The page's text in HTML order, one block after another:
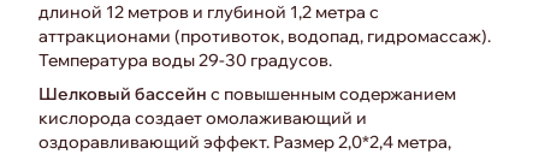
длиной 12 метров и глубиной 1,2 метра с
аттракционами (противоток, водопад, гидромассаж).
Температура воды 29-30 градусов.
Шелковый бассейн с повышенным содержанием
кислорода создает омолаживающий и
оздоравливающий эффект. Размер 2,0*2,4 метра,